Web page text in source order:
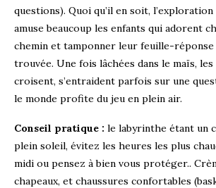
questions). Quoi qu’il en soit,
amuse beaucoup les enfants qui adorent
chemin et tamponner leur feuille-réponse
trouvée. Une fois lâchées dans le maïs,
croisent, s’entraident parfois sur une
le monde profite du jeu en plein air.
Conseil pratique : le labyrinthe étant un
plein soleil, évitez les heures les plus
midi ou pensez à bien vous protéger..
chapeaux, et chaussures confortables